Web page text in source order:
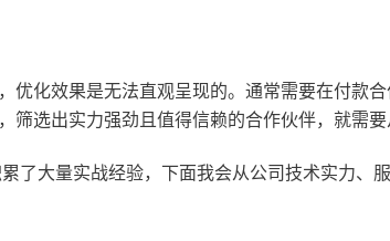
化效果是无法直观呈现的。通常需要在付款
选出实力强劲且值得信赖的合作伙伴，就需
了大量实战经验，下面我会从公司技术实力、